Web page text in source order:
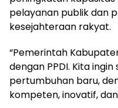
pelayanan publik dan
kesejahteraan rakyat.
“Pemerintah
dengan PPDI. Kita
pertumbuhan baru,
kompeten, inovatif,